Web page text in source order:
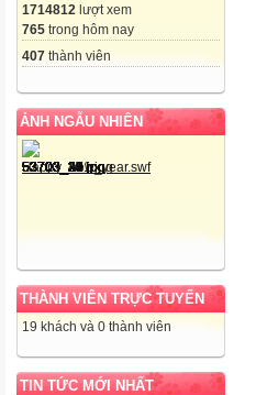
1714812 lượt xem
765 trong hôm nay
407 thành viên
ẢNH NGẪU NHIÊN
THÀNH VIÊN TRỰC TUYẾN
19 khách và 0 thành viên
TIN TỨC MỚI NHẤT